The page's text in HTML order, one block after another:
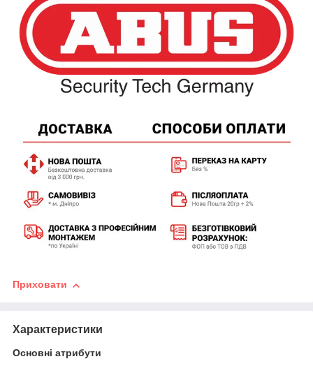
Приховати
Характеристики
Основні атрибути